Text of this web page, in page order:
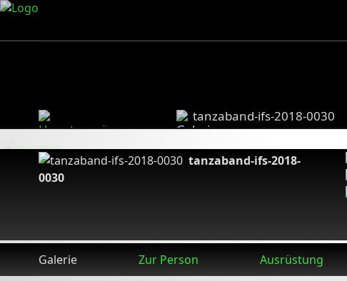
tanzaband-ifs-2018-0030
tanzaband-ifs-2018-
0030
Galerie
Zur Person Ausrüstung